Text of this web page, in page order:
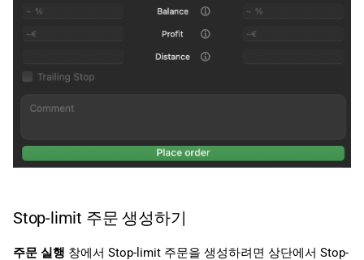
Stop-limit 주문 생성하기
주문 실행 창에서 Stop-limit 주문을 생성하려면 상단에서 Stop-